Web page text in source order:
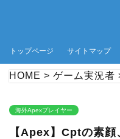
トップページ サイトマップ
HOME > ゲーム実況者
海外Apexプレイヤー
【Apex】Cptの素